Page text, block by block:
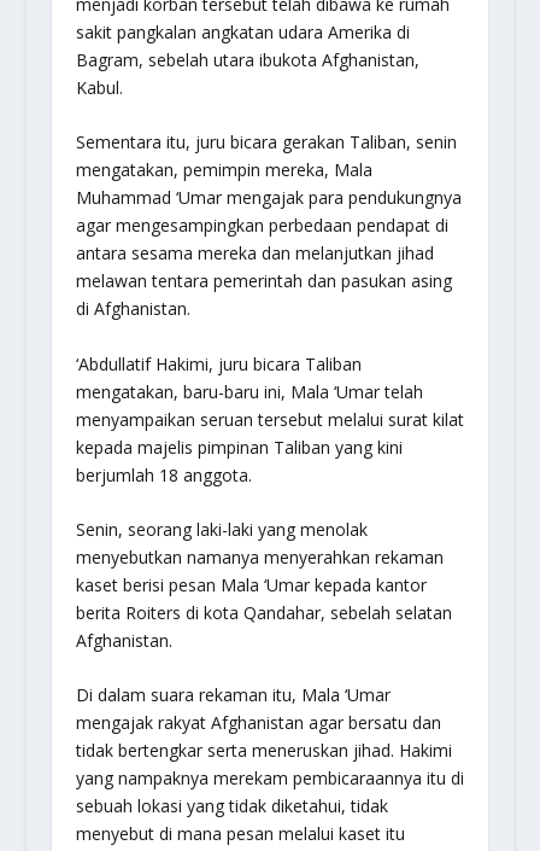
sakit pangkalan angkatan udara Amerika di
Bagram, sebelah utara ibukota Afghanistan,
Kabul.
Sementara itu, juru bicara gerakan Taliban, senin
mengatakan, pemimpin mereka, Mala
Muhammad ‘Umar mengajak para pendukungnya
agar mengesampingkan perbedaan pendapat di
antara sesama mereka dan melanjutkan jihad
melawan tentara pemerintah dan pasukan asing
di Afghanistan.
‘Abdullatif Hakimi, juru bicara Taliban
mengatakan, baru-baru ini, Mala ‘Umar telah
menyampaikan seruan tersebut melalui surat kilat
kepada majelis pimpinan Taliban yang kini
berjumlah 18 anggota.
Senin, seorang laki-laki yang menolak
menyebutkan namanya menyerahkan rekaman
kaset berisi pesan Mala ‘Umar kepada kantor
berita Roiters di kota Qandahar, sebelah selatan
Afghanistan.
Di dalam suara rekaman itu, Mala ‘Umar
mengajak rakyat Afghanistan agar bersatu dan
tidak bertengkar serta meneruskan jihad. Hakimi
yang nampaknya merekam pembicaraannya itu di
sebuah lokasi yang tidak diketahui, tidak
menyebut di mana pesan melalui kaset itu